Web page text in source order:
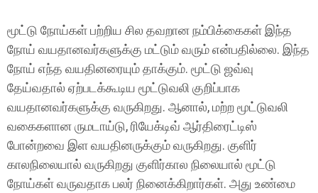
மூட்டு நோய்கள் பற்றிய சில தவறான நம்பிக்கைகள் இந்த
நோய் வயதானவர்களுக்கு மட்டும் வரும் என்பதில்லை. இந்த
நோய் எந்த வயதினரையும் தாக்கும். மூட்டு ஜவ்வு
தேய்வதால் ஏற்படக்கூடிய மூட்டுவலி குறிப்பாக
வயதானவர்களுக்கு வருகிறது. ஆனால், மற்ற மூட்டுவலி
வகைகளான ருமடாய்டு, ரியேக்டிவ் ஆர்திரைட்டிஸ்
போன்றவை இள வயதினருக்கும் வருகிறது. குளிர்
காலநிலையால் வருகிறது குளிர்கால நிலையால் மூட்டு
நோய்கள் வருவதாக பலர் நினைக்கிறார்கள். அது உண்மை